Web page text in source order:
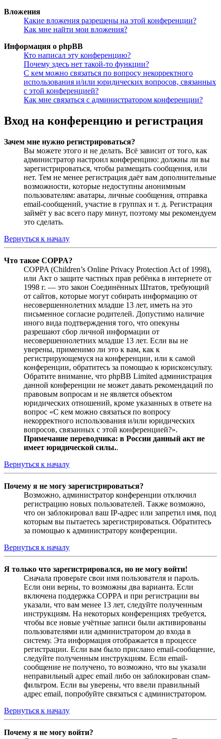
Вложения
Какие вложения разрешены на этой конференции?
Как мне найти мои вложения?
Информация о phpBB
Кто написал эту конференцию?
Почему здесь нет такой-то функции?
С кем можно связаться по вопросу некорректного
использования и/или юридических вопросов, связанных
с этой конференцией?
Как мне связаться с администратором конференции?
Вход на конференцию и регистрация
Зачем мне нужно регистрироваться?
Вы можете этого и не делать. Всё зависит от того, как
администратор настроил конференцию: должны ли вы
зарегистрироваться, чтобы размещать сообщения, или
нет. Тем не менее регистрация даёт вам дополнительные
возможности, которые недоступны анонимным
пользователям: аватары, личные сообщения, отправка
email-сообщений, участие в группах и т. д. Регистрация
займёт у вас всего пару минут, поэтому мы рекомендуем
это сделать.
Вернуться к началу
Что такое COPPA?
COPPA (Children’s Online Privacy Protection Act of 1998),
или Акт о защите частных прав ребёнка в интернете от
1998 г. — это закон Соединённых Штатов, требующий
от сайтов, которые могут собирать информацию от
несовершеннолетних младше 13 лет, иметь на это
письменное согласие родителей. Допустимо наличие
иного вида подтверждения того, что опекуны
разрешают сбор личной информации от
несовершеннолетних младше 13 лет. Если вы не
уверены, применимо ли это к вам, как к
регистрирующемуся на конференции, или к самой
конференции, обратитесь за помощью к юрисконсульту.
Обратите внимание, что phpBB Limited администрация
данной конференции не может давать рекомендаций по
правовым вопросам и не является объектом
юридических отношений, кроме указанных в ответе на
вопрос «С кем можно связаться по вопросу
некорректного использования и/или юридических
вопросов, связанных с этой конференцией?».
Примечание переводчика: в России данный акт не
имеет юридической силы..
Вернуться к началу
Почему я не могу зарегистрироваться?
Возможно, администратор конференции отключил
регистрацию новых пользователей. Также возможно,
что он заблокировал ваш IP-адрес или запретил имя, под
которым вы пытаетесь зарегистрироваться. Обратитесь
за помощью к администратору конференции.
Вернуться к началу
Я только что зарегистрировался, но не могу войти!
Сначала проверьте свои имя пользователя и пароль.
Если они верны, то возможны два варианта. Если
включена поддержка COPPA и при регистрации вы
указали, что вам менее 13 лет, следуйте полученным
инструкциям. На некоторых конференциях требуется,
чтобы все новые учётные записи были активированы
пользователями или администратором до входа в
систему. Эта информация отображается в процессе
регистрации. Если вам было прислано email-сообщение,
следуйте полученным инструкциям. Если email-
сообщение не получено, то возможно, что вы указали
неправильный адрес email либо он заблокирован спам-
фильтром. Если вы уверены, что ввели правильный
адрес email, попробуйте связаться с администратором.
Вернуться к началу
Почему я не могу войти?